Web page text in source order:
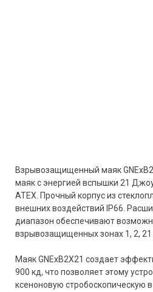
Взрывозащищенный маяк
маяк с энергией вспышки 21
ATEX. Прочный корпус из
внешних воздействий IP66.
диапазон обеспечивают
взрывозащищенных зонах 1, 2, 21
Маяк GNExB2X21 создает
900 кд, что позволяет этому
ксеноновую стробоскопическую